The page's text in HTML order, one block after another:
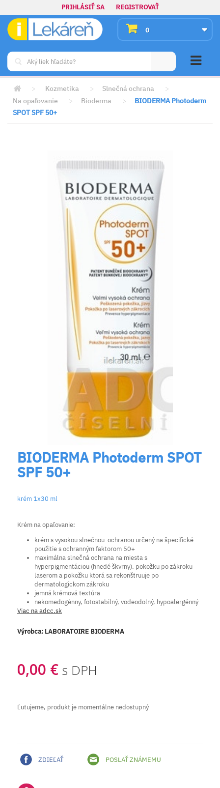
PRIHLÁSIŤ SA REGISTROVAŤ
0
> Kozmetika > Slnečná ochrana
>
Na opaľovanie
> Bioderma >
BIODERMA Photoderm
SPOT SPF 50+
BIODERMA Photoderm SPOT
SPF 50+
krém 1x30 ml
Krém na opaľovanie:
krém s vysokou slnečnou ochranou určený na špecifické
použitie s ochranným faktorom 50+
maximálna slnečná ochrana na miesta s
hyperpigmentáciou (hnedé škvrny), pokožku po zákroku
laserom a pokožku ktorá sa rekonštruuje po
dermatologickom zákroku
jemná krémová textúra
nekomedogénny, fotostabilný, vodeodolný, hypoalergénný
Viac na adcc.sk
Výrobca: LABORATOIRE BIODERMA
0,00 € s DPH
Ľutujeme, produkt je momentálne nedostupný
ZDIEĽAŤ POSLAŤ ZNÁMEMU